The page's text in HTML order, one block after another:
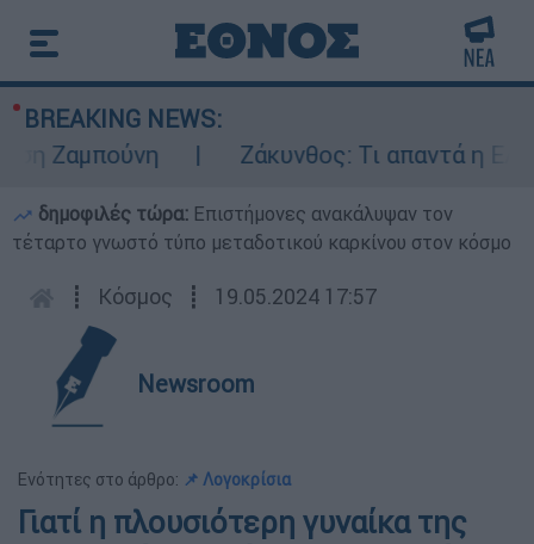
BREAKING NEWS:
Ζάκυνθος: Τι απαντά η ΕΛΑΣ
δημοφιλές τώρα: Επιστήμονες ανακάλυψαν τον
τέταρτο γνωστό τύπο μεταδοτικού καρκίνου στον κόσμο
┋ Κόσμος ┋ 19.05.2024 17:57
Newsroom
Ενότητες στο άρθρο: 📌 Λογοκρίσια
Γιατί η πλουσιότερη γυναίκα της